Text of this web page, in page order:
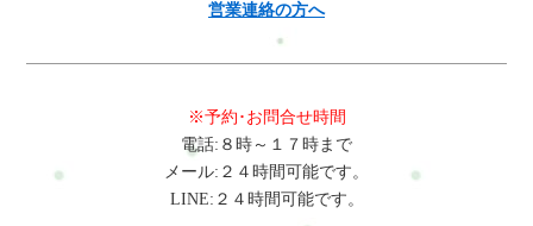
営業連絡の方へ
※予約･お問合せ時間
電話:８時～１７時まで
メール:２４時間可能です。
LINE:２４時間可能です。